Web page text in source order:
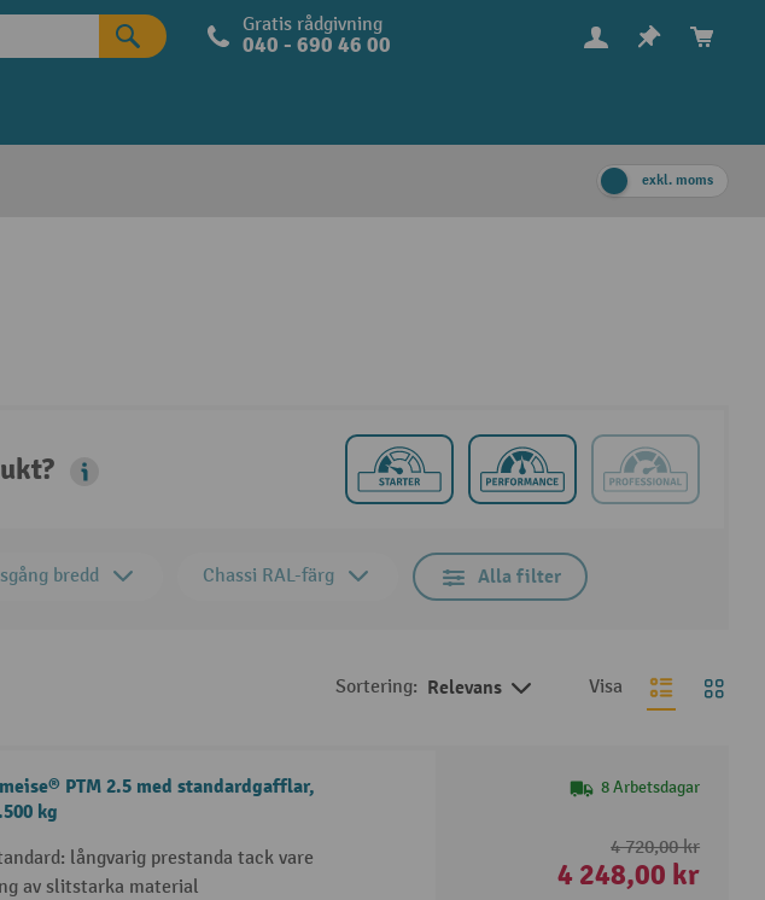
Gratis rådgivning
040 - 690 46 00
exkl. moms
bredd Chassi RAL-färg Alla filter
Sortering: Relevans Visa
PTM 2.5 med standardgafflar,
kg
långvarig prestanda tack vare
av slitstarka material
8 Arbetsdagar
4 720,00 kr
4 248,00 kr